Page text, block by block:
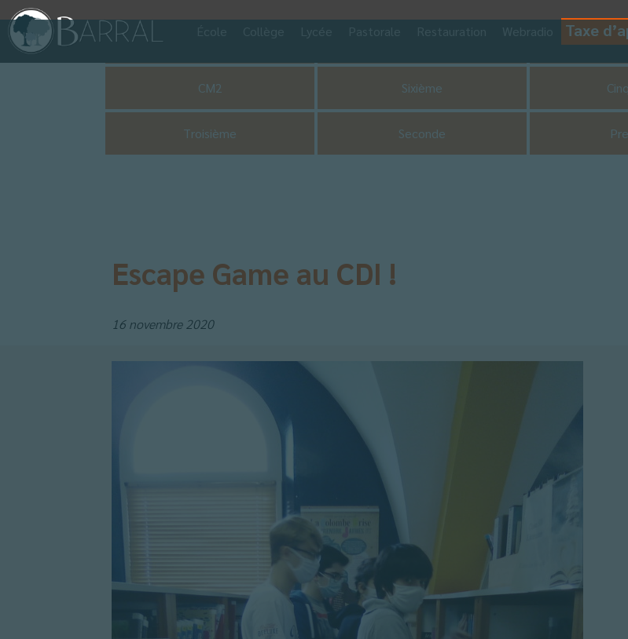
Taxe
CM2 Sixième
Troisième Seconde
Escape Game au CDI !
16 novembre 2020